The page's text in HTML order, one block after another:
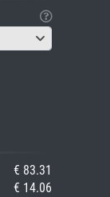
€ 83.31
€ 14.06